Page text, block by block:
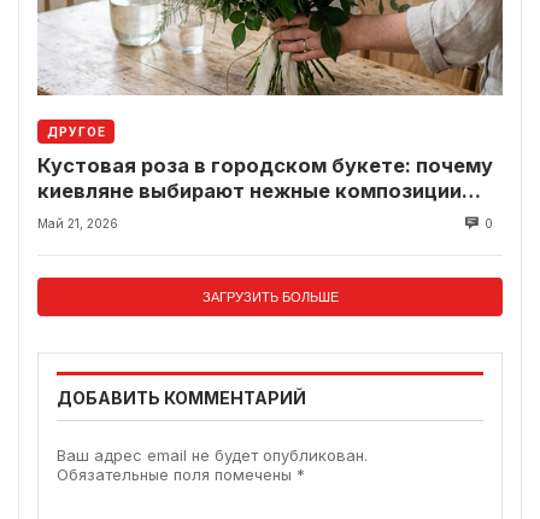
ДРУГОЕ
Кустовая роза в городском букете: почему
киевляне выбирают нежные композиции
вместо классики
Май 21, 2026 0
ЗАГРУЗИТЬ БОЛЬШЕ
ДОБАВИТЬ КОММЕНТАРИЙ
Ваш адрес email не будет опубликован.
Обязательные поля помечены *